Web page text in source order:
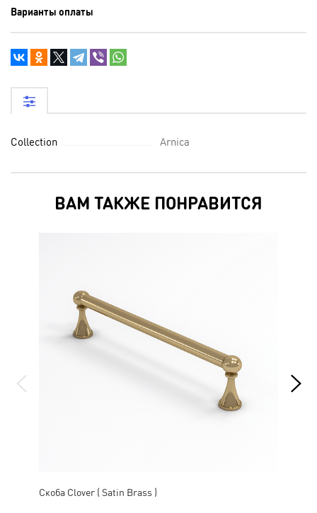
Варианты оплаты
Collection Arnica
ВАМ ТАКЖЕ ПОНРАВИТСЯ
Скоба Clover ( Satin Brass )